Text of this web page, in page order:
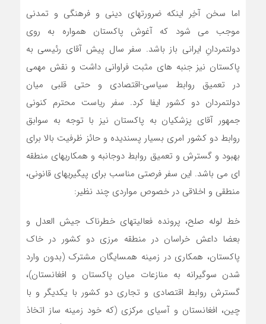
اما سخن آخِر اینکه ضرورتهای دینی و فرهنگی و تمدنی
موجب می شود که آغوش پاکستان همواره به روی
دولتمردانِ ایرانی باز باشد. سفر سال پیش آقای رئیسی به
پاکستان نیز جنبه های مثبت فراوانی داشت و نقش مهمی
در تعمیق روابط سیاسی-اقتصادی و حتی قلبی میان
دولتمردان دو کشور ایفا کرد. سفر ریاست محترم کنونی
جمهور آقای پزشکیان به پاکستان نیز با توجه به سوابق
روابط دو کشور امری بسیار پسندیده و حائز ظرفیت بالا برای
بهبود و گسترش و تعمیق روابط دوجانبه و همکاریهای منطقه
ای می باشد. این سفر فرصتی مناسب برای پیگیریهای قانونی،
منطقی و اخلاقی در خصوص مواردی چند نظیر:
خط لوله صلح، پرونده فعالیتهای خطرناک جیش العدل و
بعضا داعش خراسان در منطقه مرزی دو کشور در خاک
پاکستان، همکاری در زمینه همسایگان مشترک (بدون وارد
شدن سوگیرانه به منازعات میان پاکستان و افغانستان)،
گسترش روابط اقتصادی و تجاری دو کشور با یکدیگر و با
چین، افغانستان و آسیای مرکزی (که خود زمینه ساز اتخاذ